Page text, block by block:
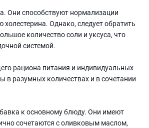
Они способствуют нормализации
Однако, следует обратить
количество соли и уксуса, что
системой.
рациона питания и индивидуальных
в разумных количествах и в сочетании
к основному блюду. Они имеют
сочетаются с оливковым маслом,